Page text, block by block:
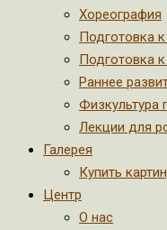
Хореография
Подготовка
Подготовка
Раннее
Физкультура
Лекции для
Галерея
Купить
Центр
О нас